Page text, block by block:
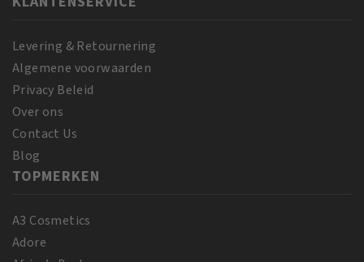
Levering & Retournering
Algemene voorwaarden
Privacy Beleid
Over ons
Contact Us
Blog
TOPMERKEN
A3 Cosmetics
Adore